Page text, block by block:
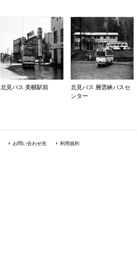
北見バス 美幌駅前
北見バス 層雲峡バスセ
ンター
お問い合わせ先 利用規約